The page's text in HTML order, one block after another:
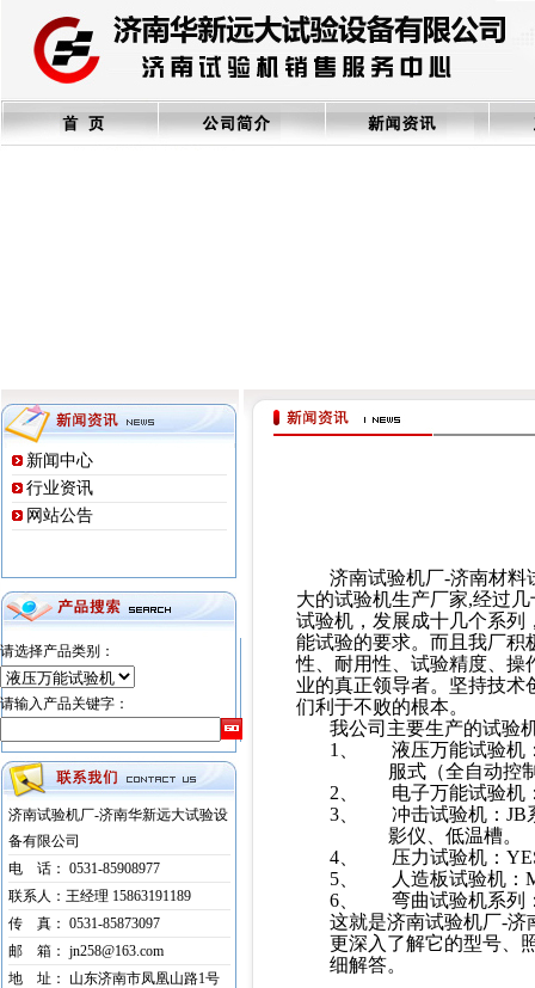
新闻中心
行业资讯
网站公告
请选择产品类别：
请输入产品关键字：
济南试验机厂-济南华新远大试验设
备有限公司
电 话： 0531-85908977
联系人：王经理 15863191189
传 真： 0531-85873097
邮 箱： jn258@163.com
地 址： 山东济南市凤凰山路1号
济南试验机厂-济南材料
大的试验机生产厂家,经过几
试验机，发展成十几个系列
能试验的要求。而且我厂积
性、耐用性、试验精度、操
业的真正领导者。坚持技术
们利于不败的根本。
我公司主要生产的试验
1、
液压万能试验机
服式（全自动控
2、
电子万能试验机
3、
冲击试验机： JB
影仪、低温槽。
4、
压力试验机：
5、
人造板试验机：
6、
弯曲试验机系列
这就是济南试验机厂-济
更深入了解它的型号、
细解答。